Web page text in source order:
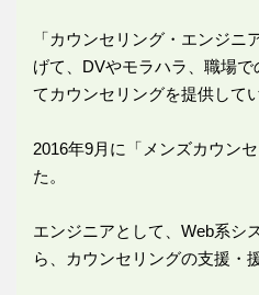
「カウンセリング・エンジニ
げて、DVやモラハラ、職場
てカウンセリングを提供して
2016年9月に「メンズカウン
た。
エンジニアとして、Web系シ
ら、カウンセリングの支援・